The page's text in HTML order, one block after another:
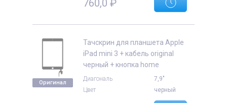
760,0 ₽
Оригинал
Тачскрин для планшета Apple
iPad mini 3 + кабель original
черный + кнопка home
Диагональ
7,9"
Цвет
черный